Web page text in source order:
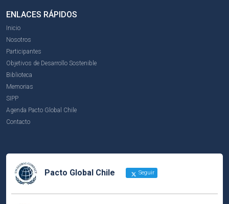
ENLACES RÁPIDOS
Inicio
Nosotros
Participantes
Objetivos de Desarrollo Sostenible
Biblioteca
Memorias
SIPP
Agenda Pacto Global Chile
Contacto
Pacto Global Chile Seguir